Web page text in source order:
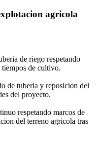
agricola
de riego respetando
tiempos de cultivo.
de tuberia y reposicion del
del proyecto.
respetando marcos de
del terreno agricola tras